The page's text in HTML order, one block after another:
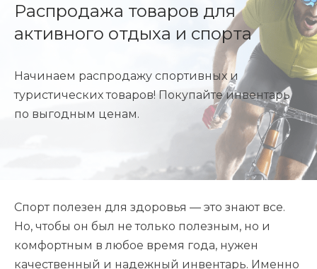
Распродажа товаров для
активного отдыха и спорта
Начинаем распродажу спортивных и
туристических товаров! Покупайте инвентарь
по выгодным ценам.
Спорт полезен для здоровья — это знают все.
Но, чтобы он был не только полезным, но и
комфортным в любое время года, нужен
качественный и надежный инвентарь. Именно